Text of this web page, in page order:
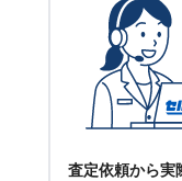
査定依頼から実